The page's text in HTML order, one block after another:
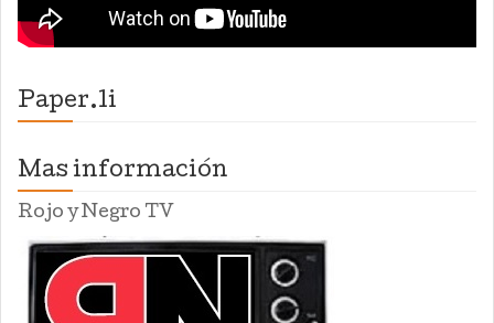
Paper.li
Mas información
Rojo y Negro TV